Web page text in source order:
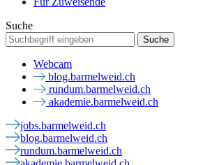
Suche
Webcam
blog.barmelweid.ch
rundum.barmelweid.ch
akademie.barmelweid.ch
jobs.barmelweid.ch
blog.barmelweid.ch
rundum.barmelweid.ch